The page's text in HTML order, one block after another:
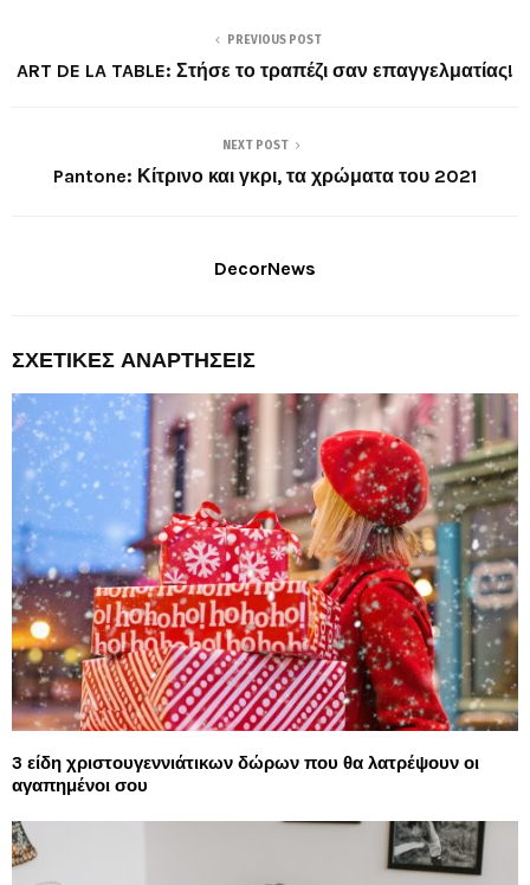
PREVIOUS POST
ART DE LA TABLE: Στήσε το τραπέζι σαν επαγγελματίας!
NEXT POST
Pantone: Κίτρινο και γκρι, τα χρώματα του 2021
DecorNews
ΣΧΕΤΙΚΈΣ ΑΝΑΡΤΉΣΕΙΣ
3 είδη χριστουγεννιάτικων δώρων που θα λατρέψουν οι
αγαπημένοι σου